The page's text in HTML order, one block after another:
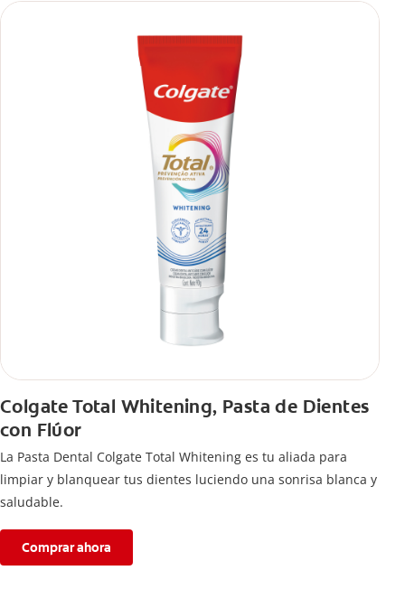
Colgate Total Whitening, Pasta de Dientes
con Flúor
La Pasta Dental Colgate Total Whitening es tu aliada para
limpiar y blanquear tus dientes luciendo una sonrisa blanca y
saludable.
Comprar ahora